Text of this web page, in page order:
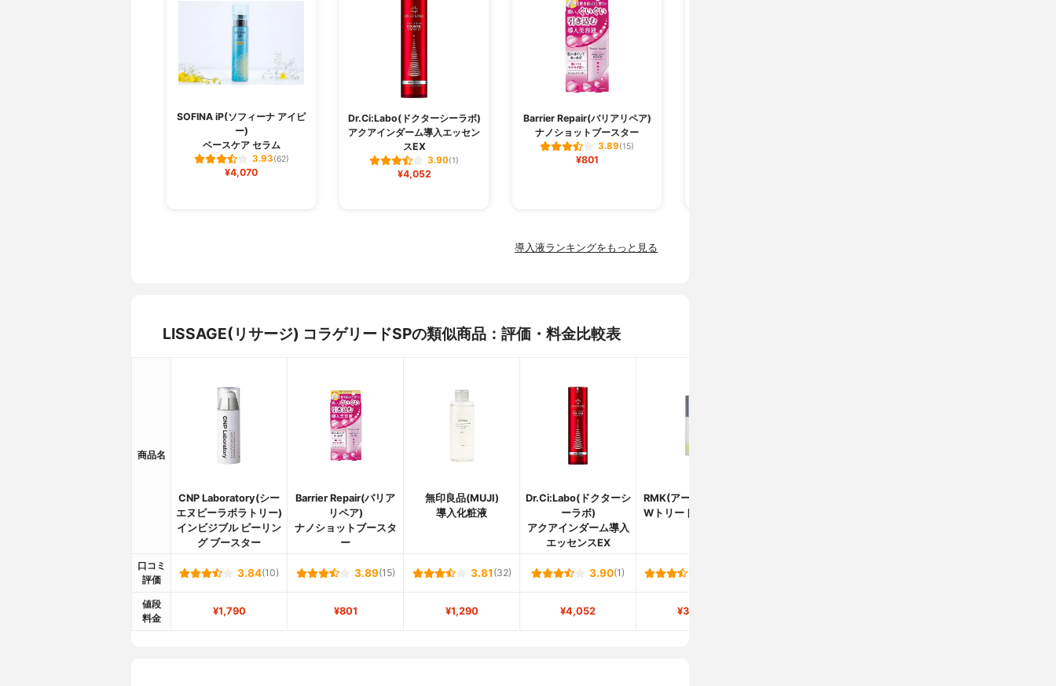
SOFINA iP(ソフィーナ アイピ
ー)
ベースケア セラム
3.93(62)
¥4,070
Dr.Ci:Labo(ドクターシーラボ)
アクアインダーム導入エッセン
スEX
3.90(1)
¥4,052
Barrier Repair(バリアリペア)
ナノショットブースター
3.89(15)
¥801
導入液ランキングをもっと見る
LISSAGE(リサージ) コラゲリードSPの類似商品：評価・料金比較表
商品名
CNP Laboratory(シー
エヌピーラボラトリー)
インビジブル ピーリン
グ ブースター
Barrier Repair(バリア
リペア)
ナノショットブースタ
ー
無印良品(MUJI)
導入化粧液
Dr.Ci:Labo(ドクターシ
ーラボ)
アクアインダーム導入
エッセンスEX
RMK(アールエムケー)
Wトリートメントオイ
口コミ
評価
3.84(10) 3.89(15) 3.81 (32) 3.90(1)
値段
料金
¥1,790 ¥801 ¥1,290 ¥4,052 ¥3,380